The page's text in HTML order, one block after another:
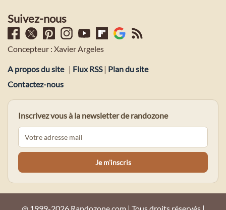
Suivez-nous
Concepteur : Xavier Argeles
A propos du site | Flux RSS| Plan du site
Contactez-nous
Inscrivez vous à la newsletter de randozone